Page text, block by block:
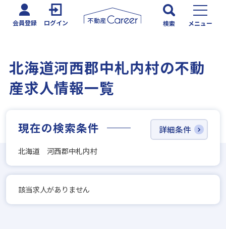
会員登録 ログイン 検索 メニュー
北海道河西郡中札内村の不動
産求人情報一覧
現在の検索条件
北海道 河西郡中札内村
詳細条件
該当求人がありません